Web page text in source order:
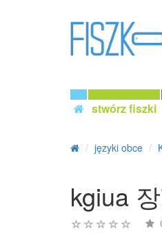
stwórz fiszki
języki obce
kgiua